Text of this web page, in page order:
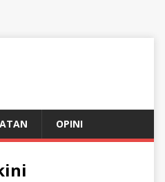
OPINI